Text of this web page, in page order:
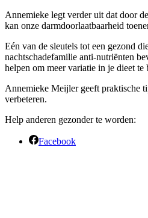
Annemieke legt verder uit dat door
kan onze darmdoorlaatbaarheid
Eén van de sleutels tot een gezond
nachtschadefamilie anti-nutriënten
helpen om meer variatie in je dieet te
Annemieke Meijler geeft praktische
verbeteren.
Help anderen gezonder te worden:
Facebook